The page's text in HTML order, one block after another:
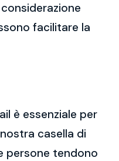
facilitare la
è essenziale per
casella di
persone tendono